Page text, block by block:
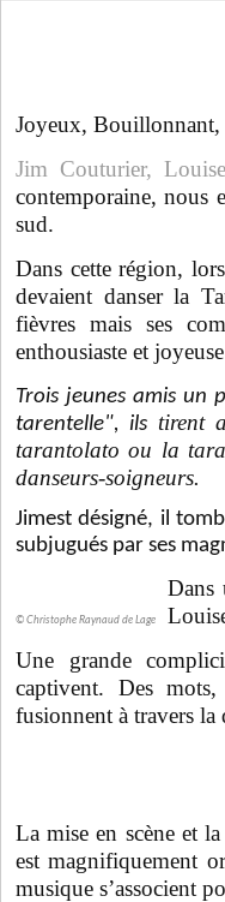
Joyeux, Bouillonnant,
Jim Couturier,
contemporaine, nous
sud.
Dans cette région,
devaient danser la
fièvres mais ses
enthousiaste et joyeuse
Trois jeunes amis un
tarentelle", ilstirent
tarantolato ou la
danseurs-soigneurs.
Jimest désigné, il
subjugués par ses
© Christophe Raynaud de Lage
Dans
Une grande
captivent. Des
fusionnent à travers la
La mise en scène et
est magnifiquement
musique s’associent